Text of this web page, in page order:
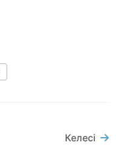
Келесі